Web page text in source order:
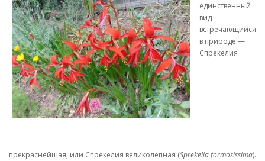
единственный
вид
встречающийся
в природе —
Спрекелия
прекраснейшая, или Спрекелия великолепная (Sprekelia formosissima).